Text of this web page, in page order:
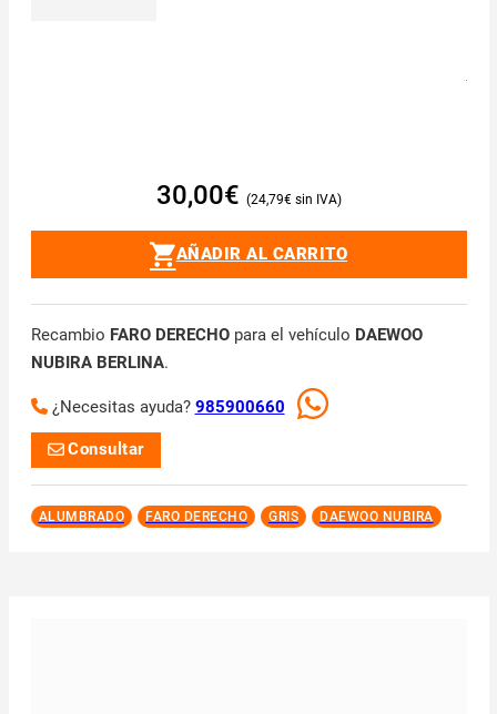
30,00€ 24,79€
AÑADIR AL CARRITO
Recambio FARO DERECHOpara el vehículo DAEWOO
NUBIRA BERLINA.
¿Necesitas ayuda? 985900660
Consultar
ALUMBRADO FARO DERECHO GRIS DAEWOO NUBIRA